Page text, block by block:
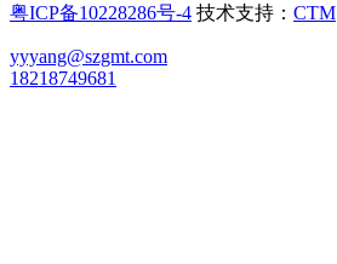
粤ICP备10228286号-4 技术支持： CTM
yyyang@szgmt.com
18218749681